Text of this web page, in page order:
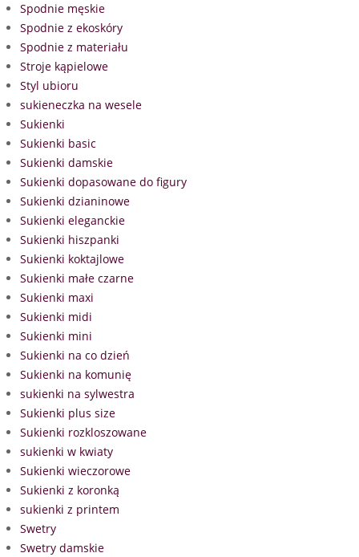
Spodnie męskie
Spodnie z ekoskóry
Spodnie z materiału
Stroje kąpielowe
Styl ubioru
sukieneczka na wesele
Sukienki
Sukienki basic
Sukienki damskie
Sukienki dopasowane do figury
Sukienki dzianinowe
Sukienki eleganckie
Sukienki hiszpanki
Sukienki koktajlowe
Sukienki małe czarne
Sukienki maxi
Sukienki midi
Sukienki mini
Sukienki na co dzień
Sukienki na komunię
sukienki na sylwestra
Sukienki plus size
Sukienki rozkloszowane
sukienki w kwiaty
Sukienki wieczorowe
Sukienki z koronką
sukienki z printem
Swetry
Swetry damskie